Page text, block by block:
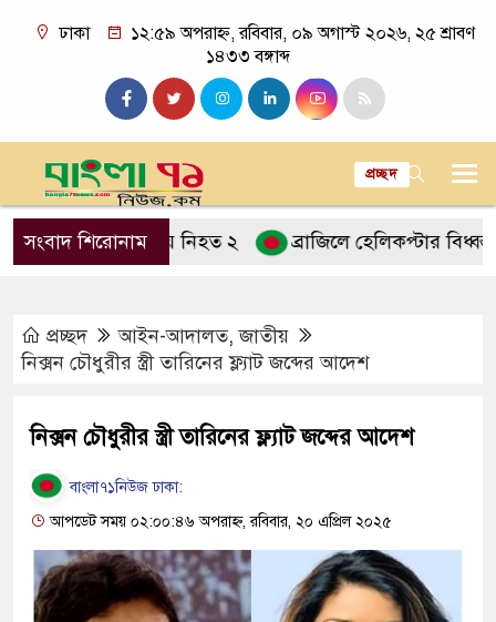
ঢাকা
১২:৫৯ অপরাহ্ন, রবিবার, ০৯ অগাস্ট ২০২৬, ২৫ শ্রাবণ
১৪৩৩ বঙ্গাব্দ
প্রচ্ছদ
সংবাদ শিরোনাম
ধাক্কায় নিহত ২ ব্রাজিলে হেলিকপ্টার বিধ্বস্ত হয়ে
প্রচ্ছদ আইন-আদালত,জাতীয়
নিক্সন চৌধুরীর স্ত্রী তারিনের ফ্ল্যাট জব্দের আদেশ
নিক্সন চৌধুরীর স্ত্রী তারিনের ফ্ল্যাট জব্দের আদেশ
বাংলা৭১নিউজ ঢাকা:
আপডেট সময় ০২:০০:৪৬ অপরাহ্ন, রবিবার, ২০ এপ্রিল ২০২৫